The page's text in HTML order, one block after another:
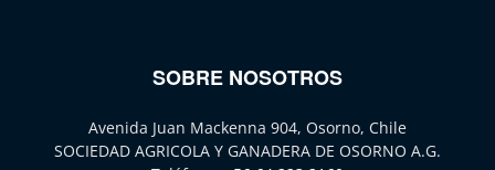
SOBRE NOSOTROS
Avenida Juan Mackenna 904, Osorno, Chile
SOCIEDAD AGRICOLA Y GANADERA DE OSORNO A.G.